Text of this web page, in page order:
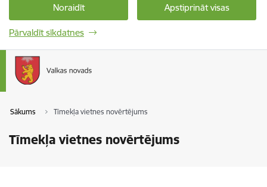
Noraidīt Apstiprināt visas
Pārvaldīt sīkdatnes
Sākums Tīmekļa vietnes novērtējums
Tīmekļa vietnes novērtējums